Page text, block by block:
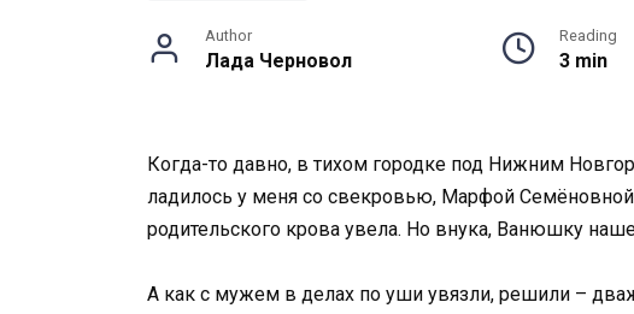
Author
Лада Черновол
Reading
3 min
Когда-то давно, в тихом городке под Нижним
ладилось у меня со свекровью, Марфой Семёновной.
родительского крова увела. Но внука, Ванюшку
А как с мужем в делах по уши увязли, решили –